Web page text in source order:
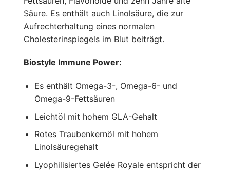
Säure. Es enthält auch Linolsäure, die zur
Aufrechterhaltung eines normalen
Cholesterinspiegels im Blut beiträgt.
Biostyle Immune Power:
Es enthält Omega-3-, Omega-6- und
Omega-9-Fettsäuren
Leichtöl mit hohem GLA-Gehalt
Rotes Traubenkernöl mit hohem
Linolsäuregehalt
Lyophilisiertes Gelée Royale entspricht der